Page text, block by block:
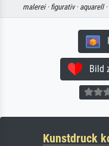
malerei · figurativ · aquarell ·
Bild
Kunstdruck